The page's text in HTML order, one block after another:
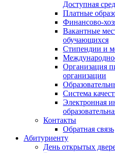
Доступная
Платные
Финансово-
Вакантные
обучающихся
Стипендии и
Организация
организации
Система
Электронная
Контакты
Обратная связь
Абитуриенту
День открытых